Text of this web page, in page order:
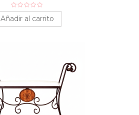
Añadir al carrito